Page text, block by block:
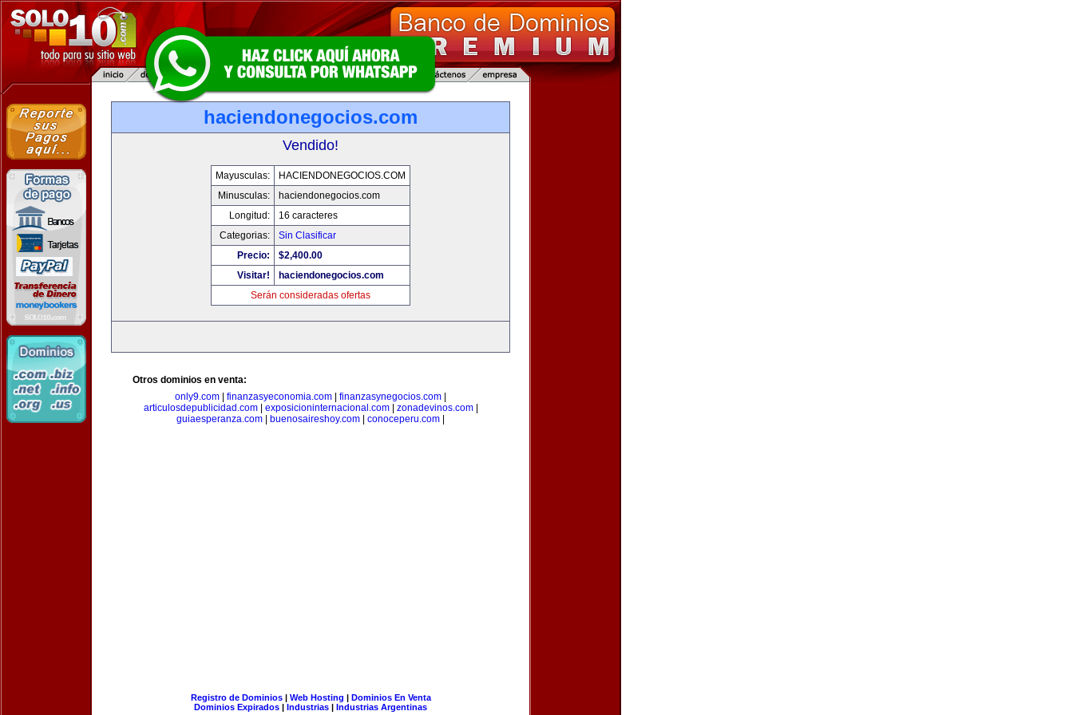
haciendonegocios.com
Vendido!
Mayusculas:
HACIENDONEGOCIOS.COM
Minusculas:
haciendonegocios.com
Longitud:
16 caracteres
Categorias:
Sin Clasificar
Precio:
$2,400.00
Visitar!
haciendonegocios.com
Serán consideradas ofertas
Otros dominios en venta:
only9.com
finanzasyeconomia.com finanzasynegocios.com
articulosdepublicidad.com| exposicioninternacional.com| zonadevinos.com|
guiaesperanza.com
buenosaireshoy.com conoceperu.com
Registro de Dominios| Web Hosting | Dominios En Venta
Dominios Expirados | Industrias | Industrias Argentinas